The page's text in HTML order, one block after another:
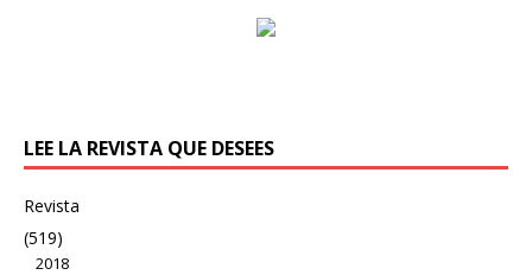
LEE LA REVISTA QUE DESEES
Revista
(519)
2018